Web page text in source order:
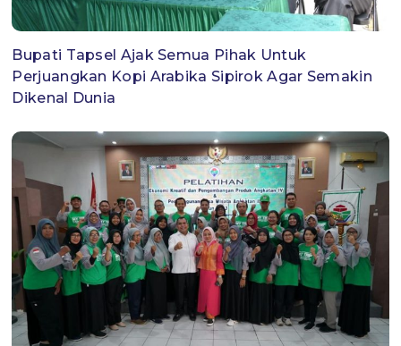
Bupati Tapsel Ajak Semua Pihak Untuk
Perjuangkan Kopi Arabika Sipirok Agar Semakin
Dikenal Dunia